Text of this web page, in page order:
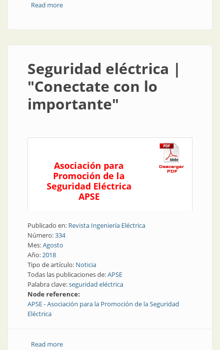
Read moreabout Consumo eléctrico | En junio, fuerte aumento
Seguridad eléctrica |
"Conectate con lo
importante"
Asociación para
Promoción de la
Seguridad Eléctrica
APSE
Publicado en: Revista Ingeniería Eléctrica
Número:334
Mes:Agosto
Año:2018
Tipo de artículo: Noticia
Todas las publicaciones de:APSE
Palabra clave:seguridad eléctrica
Node reference:
APSE - Asociación para la Promoción de la Seguridad
Eléctrica
Read moreabout Seguridad eléctrica | "Conectate con lo